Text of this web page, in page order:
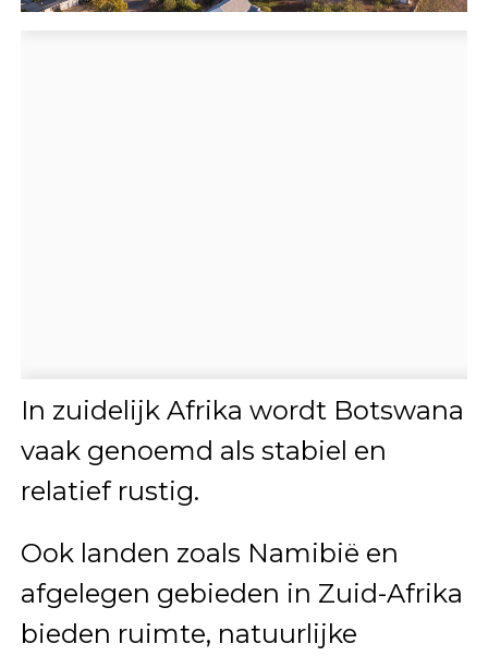
In zuidelijk Afrika wordt Botswana
vaak genoemd als stabiel en
relatief rustig.
Ook landen zoals Namibië en
afgelegen gebieden in Zuid-Afrika
bieden ruimte, natuurlijke